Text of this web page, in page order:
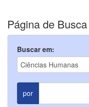
Página de Busca
Buscar em:
por